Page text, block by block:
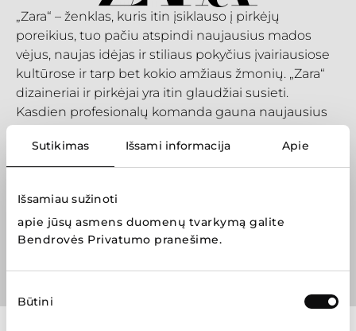
Sutikimas Išsami informacija Apie
Išsamiau sužinoti
apie jūsų asmens duomenų tvarkymą galite
Bendrovės Privatumo pranešime.
pasirinkimas
Būtini
„Zara“ – ženklas, kuris itin įsiklauso į pirkėjų
poreikius, tuo pačiu atspindi naujausius mados
vėjus, naujas idėjas ir stiliaus pokyčius įvairiausiose
kultūrose ir tarp bet kokio amžiaus žmonių. „Zara“
dizaineriai ir pirkėjai yra itin glaudžiai susieti.
Kasdien profesionalų komanda gauna naujausius
kaip vertina jų sprendimus. Šis grįžtamasis ryšys
labiausia ir įkvepia didžiulę „Zara“ komandą dirbti
Apsipirkite internetu: